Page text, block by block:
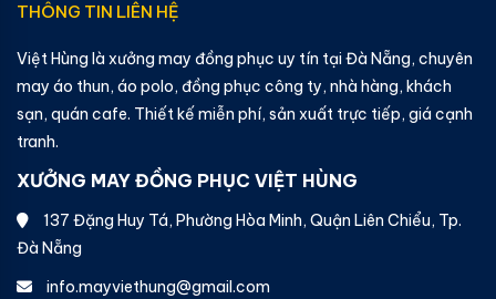
THÔNG TIN LIÊN HỆ
Việt Hùng là xưởng may đồng phục uy tín tại Đà Nẵng, chuyên
may áo thun, áo polo, đồng phục công ty, nhà hàng, khách
sạn, quán cafe. Thiết kế miễn phí, sản xuất trực tiếp, giá cạnh
tranh.
XƯỞNG MAY ĐỒNG PHỤC VIỆT HÙNG
137 Đặng Huy Tá, Phường Hòa Minh, Quận Liên Chiểu, Tp.
Đà Nẵng
info.mayviethung@gmail.com